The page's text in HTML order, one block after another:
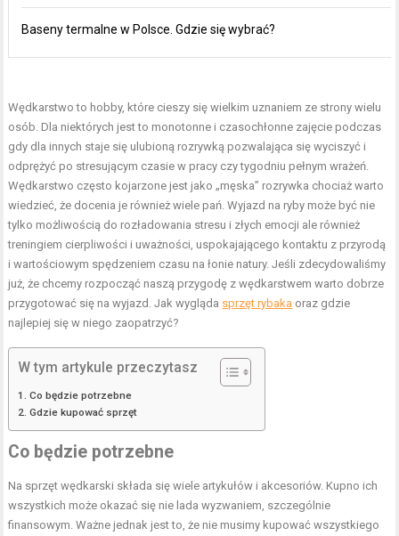
Baseny termalne w Polsce. Gdzie się wybrać?
Wędkarstwo to hobby, które cieszy się wielkim uznaniem ze strony wielu
osób. Dla niektórych jest to monotonne i czasochłonne zajęcie podczas
gdy dla innych staje się ulubioną rozrywką pozwalająca się wyciszyć i
odprężyć po stresującym czasie w pracy czy tygodniu pełnym wrażeń.
Wędkarstwo często kojarzone jest jako „męska” rozrywka chociaż warto
wiedzieć, że docenia je również wiele pań. Wyjazd na ryby może być nie
tylko możliwością do rozładowania stresu i złych emocji ale również
treningiem cierpliwości i uważności, uspokajającego kontaktu z przyrodą
i wartościowym spędzeniem czasu na łonie natury. Jeśli zdecydowaliśmy
już, że chcemy rozpocząć naszą przygodę z wędkarstwem warto dobrze
przygotować się na wyjazd. Jak wygląda sprzęt rybaka oraz gdzie
najlepiej się w niego zaopatrzyć?
W tym artykule przeczytasz
Co będzie potrzebne
Gdzie kupować sprzęt
Co będzie potrzebne
Na sprzęt wędkarski składa się wiele artykułów i akcesoriów. Kupno ich
wszystkich może okazać się nie lada wyzwaniem, szczególnie
finansowym. Ważne jednak jest to, że nie musimy kupować wszystkiego